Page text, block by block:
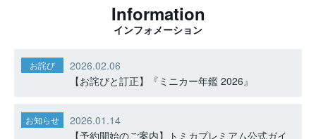
Information
インフォメーション
お詫び
2026.02.06
【お詫びと訂正】『ミニカー年鑑 2026』
お知らせ
2026.01.14
【予約開始のご案内】トミカプレミアム公式ガイ